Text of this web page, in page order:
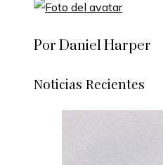
Por Daniel Harper
Noticias Recientes